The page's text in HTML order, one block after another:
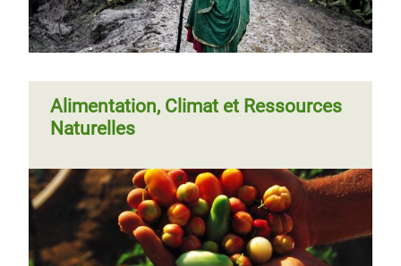
Pagination Page 1 Page
suivante
››
Alimentation, Climat et Ressources
Naturelles